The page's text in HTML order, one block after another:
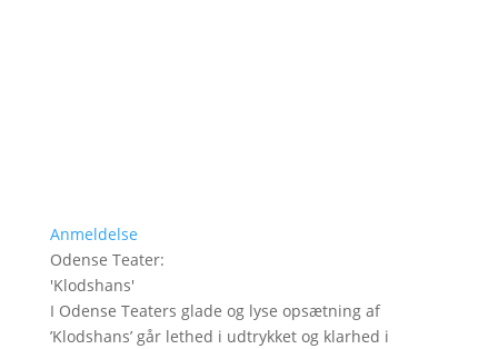
Anmeldelse
Odense Teater:
'Klodshans'
I Odense Teaters glade og lyse opsætning af
’Klodshans’ går lethed i udtrykket og klarhed i